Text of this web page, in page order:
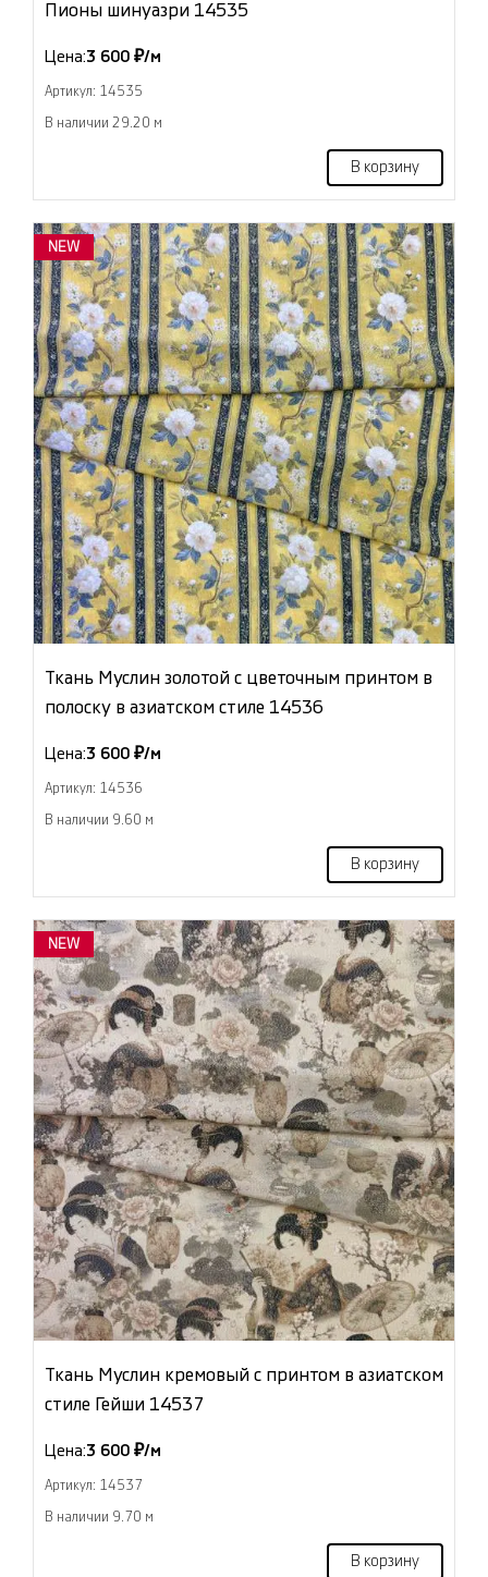
Пионы шинуазри 14535
Цена:3 600 ₽/м
Артикул: 14535
В наличии 29.20 м
В корзину
NEW
Ткань Муслин золотой с цветочным принтом в
полоску в азиатском стиле 14536
Цена:3 600 ₽/м
Артикул: 14536
В наличии 9.60 м
В корзину
NEW
Ткань Муслин кремовый с принтом в азиатском
стиле Гейши 14537
Цена:3 600 ₽/м
Артикул: 14537
В наличии 9.70 м
В корзину